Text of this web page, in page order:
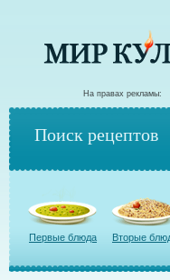
На правах рекламы:
Поиск рецептов
Первые блюда Вторые